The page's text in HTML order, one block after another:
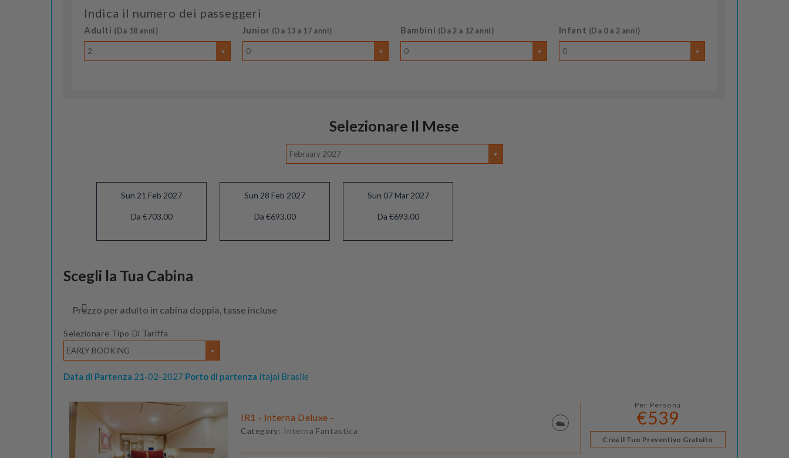
Indica il numero dei passeggeri
Adulti (Da 18 anni)
2
Junior (Da 13 a 17 anni)
0
Bambini (Da 2 a 12 anni)
0
Infant (Da 0 a 2 anni)
0
Selezionare Il Mese
February 2027
Sun 21 Feb 2027
Da €703.00
Sun 28 Feb 2027
Da €693.00
Sun 07 Mar 2027
Da €693.00
Scegli la Tua Cabina
Prezzo per adulto in cabina doppia, tasse incluse
Selezionare Tipo Di Tariffa
EARLY BOOKING
Data di Partenza 21-02-2027 Porto di partenza Itajai Brasile
IR1 - Interna Deluxe -
Category: Interna Fantastica
Per Persona
€539
Crea il Tuo Preventivo Gratuito